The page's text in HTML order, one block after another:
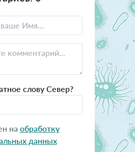
слову Север?
на обработку
данных